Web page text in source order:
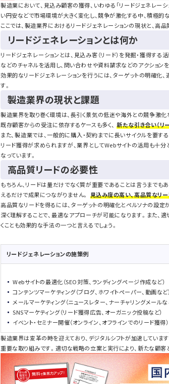
製造業において、見込み顧客の獲得、いわゆる「リードジェネレー
い円安などで市場環境が大きく変化し、競争が激化する中、積極的
ここでは、製造業界におけるリードジェネレーションの現状と、高
リードジェネレーションとは何か
リードジェネレーションとは、見込み客（リード）を発掘・獲得する
などのチャネルを活用し、問い合わせや資料請求などのアクション
効果的なリードジェネレーションを行うには、ターゲットの明確化
す。
製造業界の現状と課題
製造業界を取り巻く環境は、長引く景気の低迷や海外との競争激
既存顧客からの受注に依存するケースも多く、新たな引き合い（リ
また、製造業では、一般的に購入・契約までに長いサイクルを要す
リード獲得が求められますが、業界としてWebサイトの活用も十
なっています。
高品質リードの必要性
もちろん、リードは量だけでなく質が重要であることは言うまで
えるだけで成果につながりません。 見込み度の高い、高品質なリ
高品質なリードを得るには、ターゲットの明確化とペルソナの設
深く理解することで、最適なアプローチが可能になります。また、
くことも効果的な手法の一つと言えるでしょう。
リードジェネレーションの施策例
Webサイトの最適化（SEO対策、ランディングページ作成など）
コンテンツマーケティング（ブログ、ホワイトペーパー、動画など
メールマーケティング（ニュースレター、ナーチャリングメールな
SNSマーケティング（リード獲得広告、オーガニック投稿など）
イベント・セミナー開催（オンライン、オフラインでのリード獲得）
製造業界は変革の時を迎えており、デジタルシフトが加速してい
重要な取り組みです。適切な戦略の立案と実行により、新たな顧客